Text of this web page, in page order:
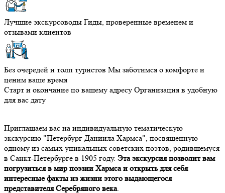
Лучшие экскурсоводы Гиды, проверенные временем и
отзывами клиентов
Без очередей и толп туристов Мы заботимся о комфорте и
ценим ваше время
Старт и окончание по вашему адресу Организация в удобную
для вас дату
Приглашаем вас на индивидуальную тематическую
экскурсию "Петербург Даниила Хармса", посвященную
одному из самых уникальных советских поэтов, родившемуся
в Санкт-Петербурге в 1905 году. Эта экскурсия позволит вам
погрузиться в мир поэзии Хармса и открыть для себя
интересные факты из жизни этого выдающегося
представителя Серебряного века.